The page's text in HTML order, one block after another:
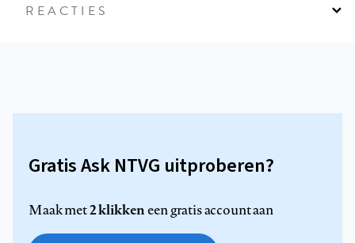
REACTIES
Gratis Ask NTVG uitproberen?
Maak met2 klikkeneen gratis account aan